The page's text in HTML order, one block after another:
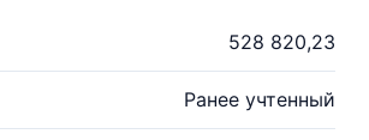
528 820,23
Ранее учтенный